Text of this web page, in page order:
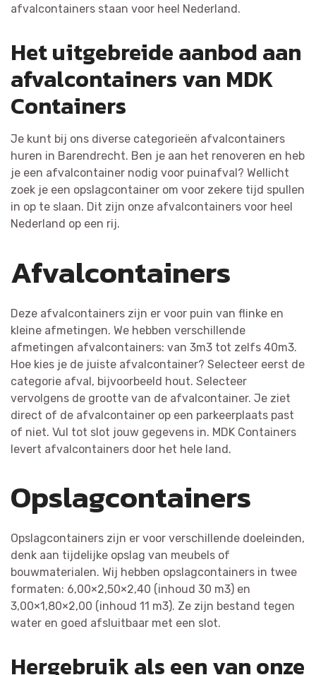
afvalcontainers staan voor heel Nederland.
Het uitgebreide aanbod aan
afvalcontainers van MDK
Containers
Je kunt bij ons diverse categorieën afvalcontainers
huren in Barendrecht. Ben je aan het renoveren en heb
je een afvalcontainer nodig voor puinafval? Wellicht
zoek je een opslagcontainer om voor zekere tijd spullen
in op te slaan. Dit zijn onze afvalcontainers voor heel
Nederland op een rij.
Afvalcontainers
Deze afvalcontainers zijn er voor puin van flinke en
kleine afmetingen. We hebben verschillende
afmetingen afvalcontainers: van 3m3 tot zelfs 40m3.
Hoe kies je de juiste afvalcontainer? Selecteer eerst de
categorie afval, bijvoorbeeld hout. Selecteer
vervolgens de grootte van de afvalcontainer. Je ziet
direct of de afvalcontainer op een parkeerplaats past
of niet. Vul tot slot jouw gegevens in. MDK Containers
levert afvalcontainers door het hele land.
Opslagcontainers
Opslagcontainers zijn er voor verschillende doeleinden,
denk aan tijdelijke opslag van meubels of
bouwmaterialen. Wij hebben opslagcontainers in twee
formaten: 6,00×2,50×2,40 (inhoud 30 m3) en
3,00×1,80×2,00 (inhoud 11 m3). Ze zijn bestand tegen
water en goed afsluitbaar met een slot.
Hergebruik als een van onze